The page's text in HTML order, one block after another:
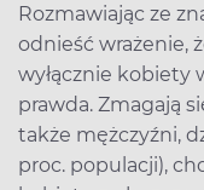
Rozmawiając ze
odnieść wrażenie,
wyłącznie kobiety
prawda. Zmagają
także mężczyźni,
proc. populacji),